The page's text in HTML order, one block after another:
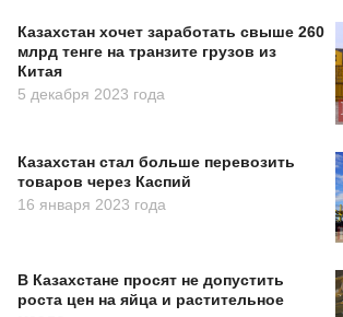
Казахстан хочет заработать свыше 260
млрд тенге на транзите грузов из
Китая
5 декабря 2023 года
Казахстан стал больше перевозить
товаров через Каспий
16 января 2023 года
В Казахстане просят не допустить
роста цен на яйца и растительное